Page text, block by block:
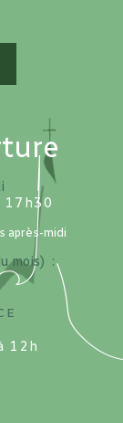
17h30
après-midi
mois) :
12h